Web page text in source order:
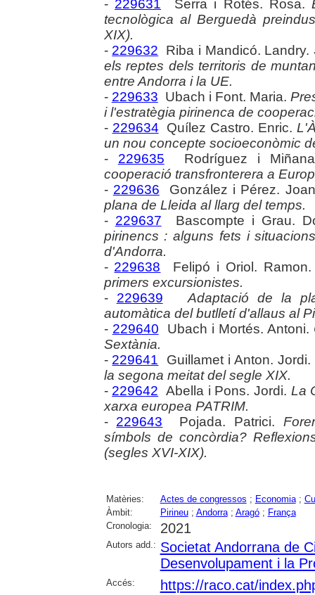
- 229631 Serra i Rotés. Rosa.
tecnològica al Berguedà
XIX).
- 229632 Riba i Mandicó. Landry.
els reptes dels territoris de
entre Andorra i la UE.
- 229633 Ubach i Font. Maria.
i l'estratègia pirinenca de
- 229634 Quílez Castro. Enric.
un nou concepte socioeconòmic
- 229635 Rodríguez i
cooperació transfronterera a
- 229636 González i Pérez.
plana de Lleida al llarg del temps.
- 229637 Bascompte i Grau.
pirinencs : alguns fets i
d'Andorra.
- 229638 Felipó i Oriol.
primers excursionistes.
- 229639
Adaptació de la
automàtica del butlletí d'allaus al
- 229640 Ubach i Mortés. Antoni.
Sextània.
- 229641 Guillamet i Anton. Jordi.
la segona meitat del segle XIX.
- 229642 Abella i Pons. Jordi. La
xarxa europea PATRIM.
- 229643 Pojada. Patrici.
símbols de concòrdia?
(segles XVI-XIX).
Matèries: Actes de congressos ; Economia;
Àmbit:
Pirineu; Andorra; Aragó; França
Cronologia:
2021
Autors add.: Societat Andorrana de
Desenvolupament i la
Accés: https://raco.cat/